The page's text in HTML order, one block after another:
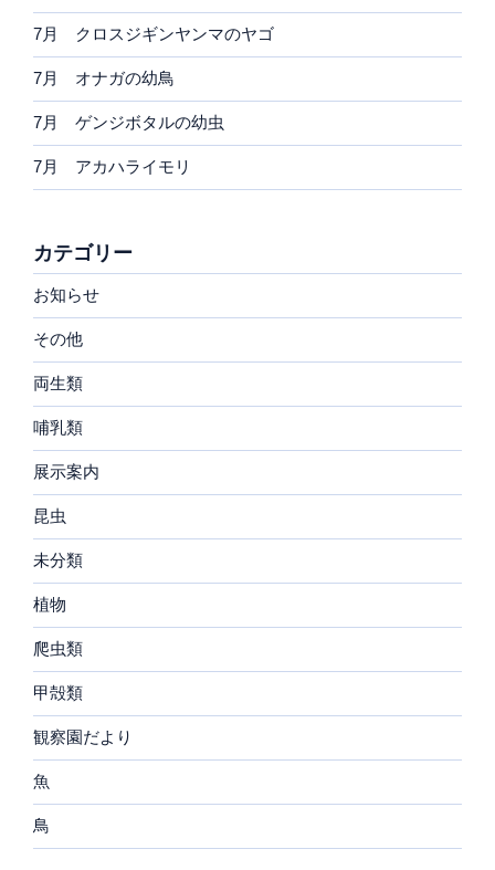
7月 クロスジギンヤンマのヤゴ
7月 オナガの幼鳥
7月 ゲンジボタルの幼虫
7月 アカハライモリ
カテゴリー
お知らせ
その他
両生類
哺乳類
展示案内
昆虫
未分類
植物
爬虫類
甲殻類
観察園だより
魚
鳥